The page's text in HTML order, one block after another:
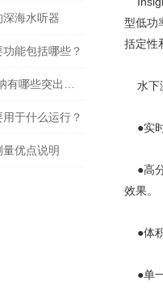
海水听器
能包括哪些？
于什么运行？
优点说明
型低功
括定性
水下
●实
●高分
效果。
●体积
●单一